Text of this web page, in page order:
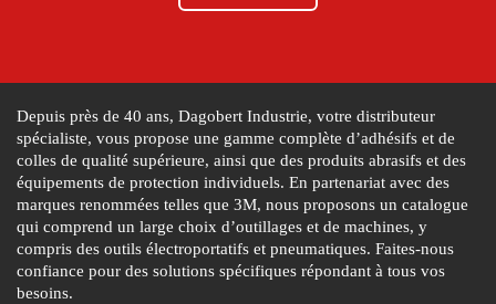
Depuis près de 40 ans, Dagobert Industrie, votre distributeur
spécialiste, vous propose une gamme complète d’adhésifs et de
colles de qualité supérieure, ainsi que des produits abrasifs et des
équipements de protection individuels. En partenariat avec des
marques renommées telles que 3M, nous proposons un catalogue
qui comprend un large choix d’outillages et de machines, y
compris des outils électroportatifs et pneumatiques. Faites-nous
confiance pour des solutions spécifiques répondant à tous vos
besoins.